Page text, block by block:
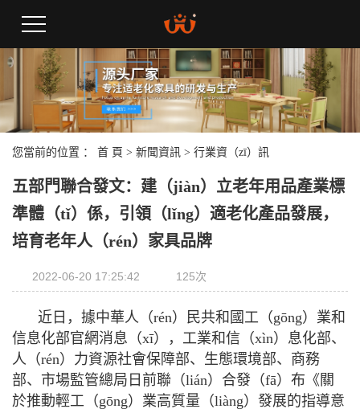
您當前的位置 ： 首 頁 > 新聞資訊 > 行業資（zī）訊
五部門聯合發文：建（jiàn）立老年用品產業標
準體（tǐ）係，引領（lǐng）適老化產品發展，
培育老年人（rén）家具品牌
2022-06-20 17:25:42 125次
近日，據中華人（rén）民共和國工（gōng）業和
信息化部官網消息（xī），工業和信（xìn）息化部、
人（rén）力資源社會保障部、生態環境部、商務
部、市場監管總局日前聯（lián）合發（fā）布《關
於推動輕工（gōng）業高質量（liàng）發展的指導意